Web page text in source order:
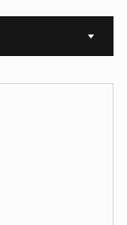
Sort